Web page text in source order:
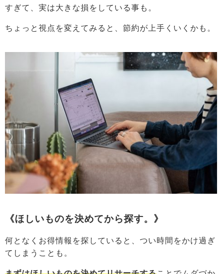
すぎて、実は大きな損をしている事も。
ちょっと視点を変えてみると、節約が上手くいくかも。
《ほしいものを決めてから探す。》
何となくお得情報を探していると、つい時間をかけ過ぎ
てしまうことも。